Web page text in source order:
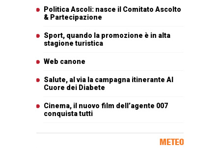
Politica Ascoli: nasce il Comitato Ascolto
& Partecipazione
Sport, quando la promozione è in alta
stagione turistica
Web canone
Salute, al via la campagna itinerante Al
Cuore dei Diabete
Cinema, il nuovo film dell’agente 007
conquista tutti
METEO